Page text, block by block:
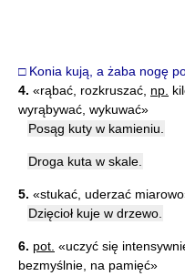
□ Konia kują, a żaba nogę
4. «rąbać, rozkruszać, np.
wyrąbywać, wykuwać»
Posąg kuty w kamieniu.
Droga kuta w skale.
5. «stukać, uderzać
Dzięcioł kuje w drzewo.
6. pot. «uczyć się
bezmyślnie, na pamięć»